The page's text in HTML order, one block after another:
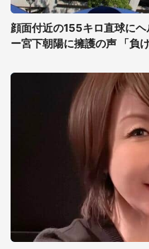
顔面付近の155キロ直球に
ー宮下朝陽に擁護の声 「負